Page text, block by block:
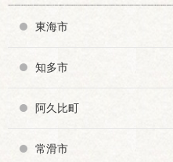
東海市
知多市
阿久比町
常滑市